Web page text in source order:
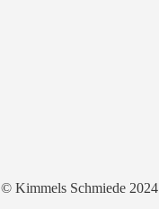
© Kimmels Schmiede 2024